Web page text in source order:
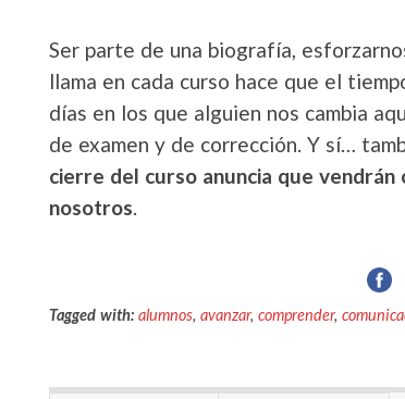
Ser parte de una biografía,
llama en cada curso hace que el
días en los que alguien nos cambia
de examen y de corrección. Y sí…
cierre del curso anuncia que
nosotros.
Tagged with: alumnos, avanzar, comprender,